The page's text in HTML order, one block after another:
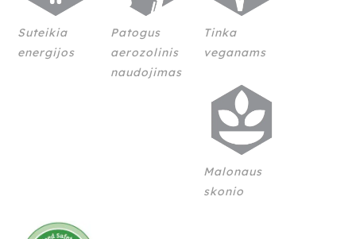
Suteikia
energijos
Patogus
aerozolinis
naudojimas
Tinka
veganams
Malonaus
skonio